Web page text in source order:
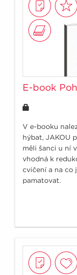
E-book
V e-booku
hýbat, JAKOU
měli šanci u ní
vhodná k
cvičení a na co
pamatovat.